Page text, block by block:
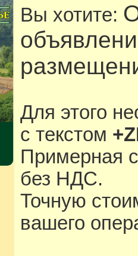
Вы хотите:
Для этого
с текстом
Примерная
без НДС.
Точную
вашего